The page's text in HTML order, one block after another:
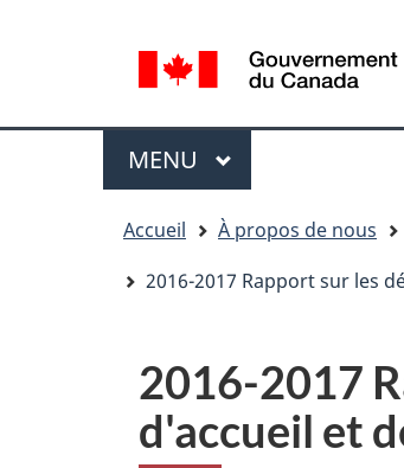
de
langue
Language
Menu
MENU PRINCIPAL
Accueil À propos de nous
2016-2017 Rapport sur les
2016-2017
d'accueil et